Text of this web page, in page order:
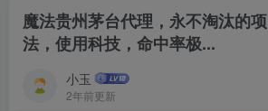
魔法贵州茅台代理，永不淘汰的
法，使用科技，命中率极...
小玉
2年前更新